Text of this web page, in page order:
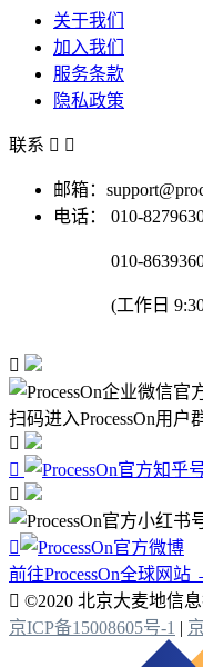
关于我们
加入我们
服务条款
隐私政策
联系  
邮箱：
电话：
010-
010-
(工作日

扫码进入ProcessOn用户




前往ProcessOn全球网站
 ©2020 北京大麦地信
京ICP备15008605号-1 |